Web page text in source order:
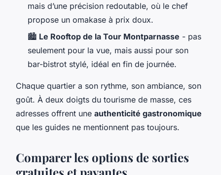
mais d’une précision redoutable, où le chef
propose un omakase à prix doux.
🏙️ Le Rooftop de la Tour Montparnasse - pas
seulement pour la vue, mais aussi pour son
bar-bistrot stylé, idéal en fin de journée.
Chaque quartier a son rythme, son ambiance, son
goût. À deux doigts du tourisme de masse, ces
adresses offrent une authenticité gastronomique
que les guides ne mentionnent pas toujours.
Comparer les options de sorties